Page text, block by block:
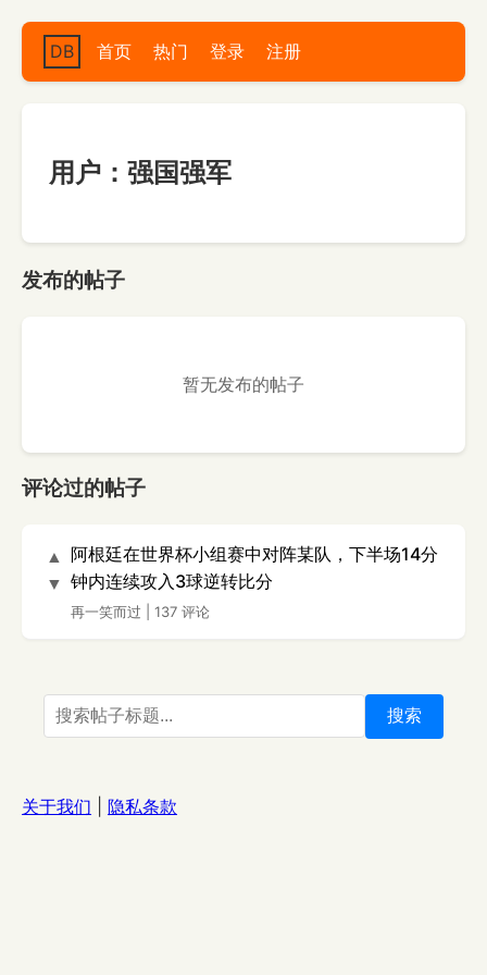
DB 首页 热门 登录 注册
用户：强国强军
发布的帖子
暂无发布的帖子
评论过的帖子
▲
▼
阿根廷在世界杯小组赛中对阵某队，下半场14分
钟内连续攻入3球逆转比分
再一笑而过 137 评论
搜索
关于我们 隐私条款